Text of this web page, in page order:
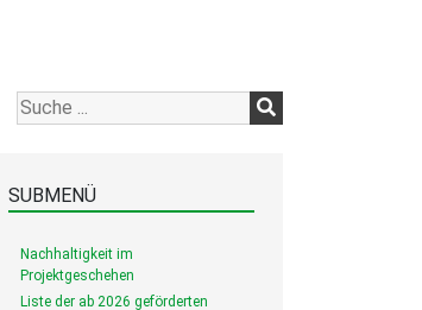
SUBMENÜ
Nachhaltigkeit im
Projektgeschehen
Liste der ab 2026 geförderten